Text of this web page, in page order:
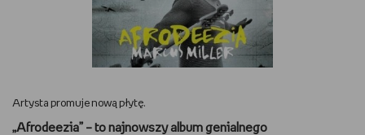
PREZENTOWNIKI
DBAM O URODĘ
Artysta promuje nową płytę.
„Afrodeezia” – to najnowszy album genialnego